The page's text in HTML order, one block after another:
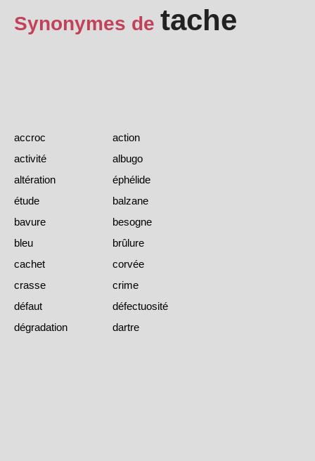
Synonymes de tache
accroc
action
activité
albugo
altération
éphélide
étude
balzane
bavure
besogne
bleu
brûlure
cachet
corvée
crasse
crime
défaut
défectuosité
dégradation
dartre